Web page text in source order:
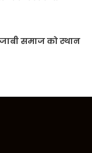
समाज को स्थान